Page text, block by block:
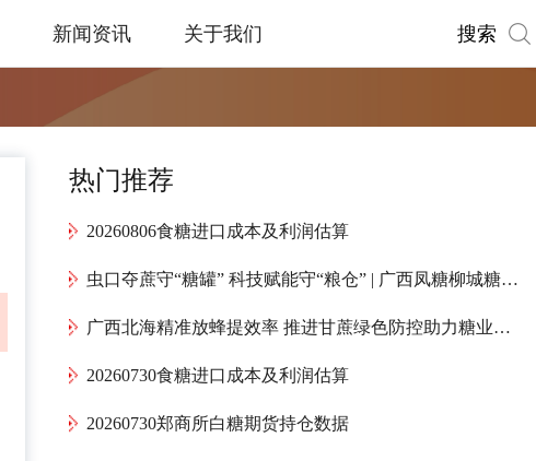
新闻资讯 关于我们 搜索
热门推荐
20260806食糖进口成本及利润估算
虫口夺蔗守“糖罐” 科技赋能守“粮仓” | 广西凤糖柳城糖厂全力护航“甜蜜产业”高质量发展
广西北海精准放蜂提效率 推进甘蔗绿色防控助力糖业提质增效
20260730食糖进口成本及利润估算
20260730郑商所白糖期货持仓数据